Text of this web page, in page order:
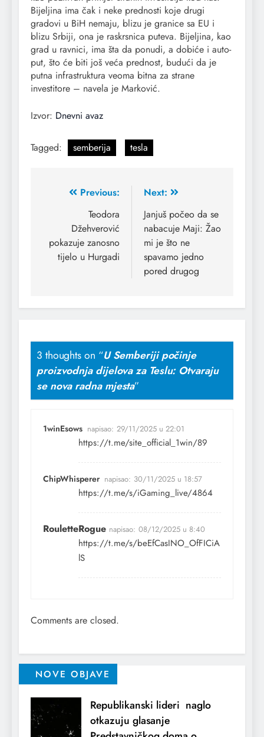
Bijeljina ima čak i neke prednosti koje drugi
gradovi u BiH nemaju, blizu je granice sa EU i
blizu Srbiji, ona je raskrsnica puteva. Bijeljina, kao
grad u ravnici, ima šta da ponudi, a dobiće i auto-
put, što će biti još veća prednost, budući da je
putna infrastruktura veoma bitna za strane
investitore – navela je Marković.
Izvor: Dnevni avaz
Tagged: semberija tesla
Previous:
Teodora
Džehverović
pokazuje zanosno
tijelo u Hurgadi
Next:
Janjuš počeo da se
nabacuje Maji: Žao
mi je što ne
spavamo jedno
pored drugog
3 thoughts on “U Semberiji počinje
proizvodnja dijelova za Teslu: Otvaraju
se nova radna mjesta”
1winEsows napisao: 29/11/2025 u 22:01
https://t.me/site_official_1win/89
ChipWhisperer napisao: 30/11/2025 u 18:57
https://t.me/s/iGaming_live/4864
RouletteRogue napisao: 08/12/2025 u 8:40
https://t.me/s/beEfCasINO_OfFICiA
lS
Comments are closed.
NOVE OBJAVE
Republikanski lideri naglo
otkazuju glasanje